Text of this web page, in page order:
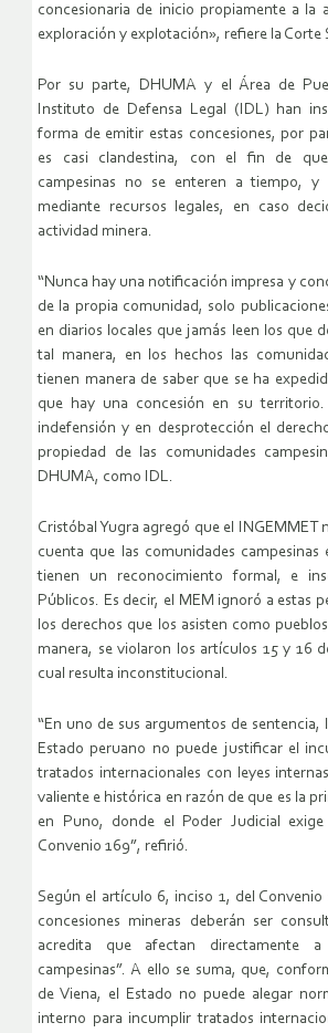
concesionaria de inicio propiamente a la
exploración y explotación», refiere la Corte
Por su parte, DHUMA y el Área de
Instituto de Defensa Legal (IDL) han
forma de emitir estas concesiones, por
es casi clandestina, con el fin de que
campesinas no se enteren a tiempo, y
mediante recursos legales, en caso
actividad minera.
“Nunca hay una notificación impresa y
de la propia comunidad, solo
en diarios locales que jamás leen los que
tal manera, en los hechos las
tienen manera de saber que se ha
que hay una concesión en su
indefensión y en desprotección el
propiedad de las comunidades
DHUMA, como IDL.
Cristóbal Yugra agregó que el INGEMMET
cuenta que las comunidades campesinas
tienen un reconocimiento formal, e
Públicos. Es decir, el MEM ignoró a estas
los derechos que los asisten como
manera, se violaron los artículos 15 y 16
cual resulta inconstitucional.
“En uno de sus argumentos de sentencia,
Estado peruano no puede justificar el
tratados internacionales con leyes
valiente e histórica en razón de que es la
en Puno, donde el Poder Judicial
Convenio 169”, refirió.
Según el artículo 6, inciso 1, del Convenio
concesiones mineras deberán ser
acredita que afectan directamente a
campesinas”. A ello se suma, que,
de Viena, el Estado no puede alegar
interno para incumplir tratados